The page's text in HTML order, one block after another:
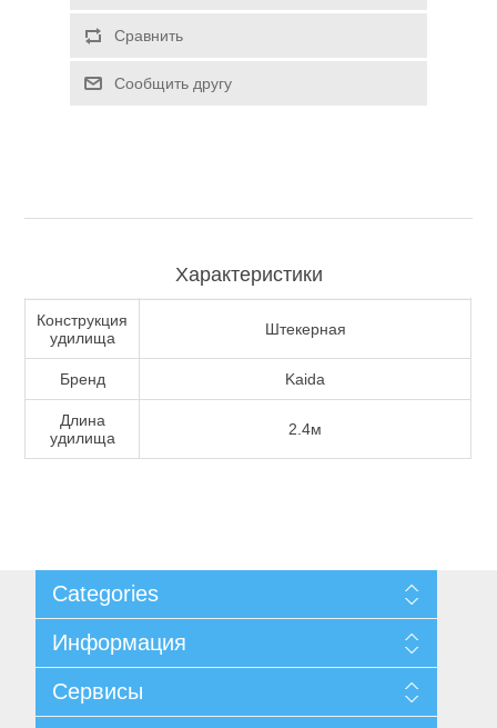
Одежда/Обувь
Тактическое снаряжение
Сравнить
Сообщить другу
Характеристики
Конструкция
удилища
Штекерная
Бренд Kaida
Длина
удилища
2.4м
Categories
Информация
Доставка и возврат
Уведомление о конфиденциальности
Сервисы